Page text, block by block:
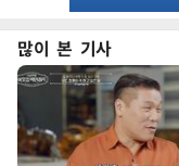
많이 본 기사